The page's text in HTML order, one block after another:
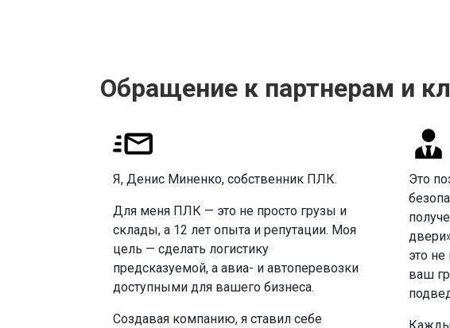
Обращение к партнерам и
Я, Денис Миненко, собственник ПЛК.
Для меня ПЛК — это не просто грузы и
склады, а 12 лет опыта и репутации. Моя
цель — сделать логистику
предсказуемой, а авиа- и автоперевозки
доступными для вашего бизнеса.
Создавая компанию, я ставил себе
Это
это не
ваш